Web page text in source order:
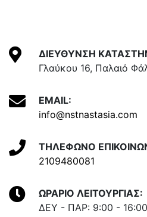
ΔΙΕΥΘΥΝΣΗ
Γλαύκου 16, Παλαιό
EMAIL:
info@nstnastasia.com
ΤΗΛΕΦΩΝΟ
2109480081
ΩΡΑΡΙΟ ΛΕΙΤΟΥΡΓΙΑΣ:
ΔΕΥ - ΠΑΡ: 9:00 - 16:00